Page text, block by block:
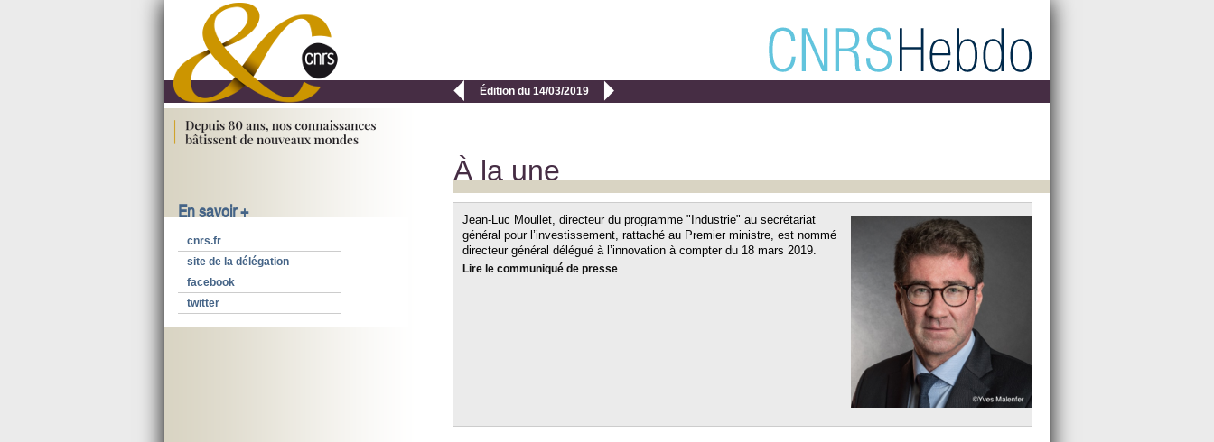
 Édition du 14/03/2019 
En savoir +
cnrs.fr
site de la délégation
facebook
twitter
À la une
Jean-Luc Moullet, directeur du programme "Industrie" au secrétariat
général pour l’investissement, rattaché au Premier ministre, est nommé
directeur général délégué à l’innovation à compter du 18 mars 2019.
Lire le communiqué de presse